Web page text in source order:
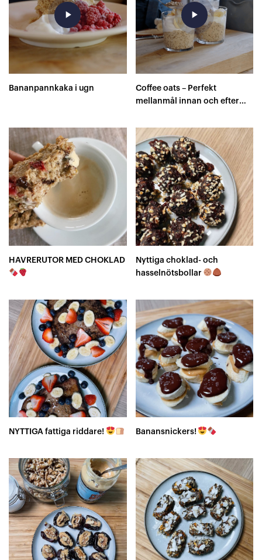
play_arrow
Bananpannkaka i ugn
play_arrow
Coffee oats – Perfekt
mellanmål innan och efter
HAVRERUTOR MED CHOKLAD
Nyttiga choklad- och
hasselnötsbollar
NYTTIGA fattiga riddare! Banansnickers!